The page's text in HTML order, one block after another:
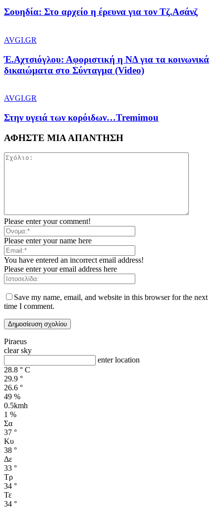
Σουηδία: Στο αρχείο η έρευνα για τον Τζ.Ασάνζ
AVGI.GR
Έ.Αχτσιόγλου: Αφοριστική η ΝΔ για τα κοινωνικά
δικαιώματα στο Σύνταγμα (Video)
AVGI.GR
Στην υγειά των κορόιδων…Tremimou
ΑΦΗΣΤΕ ΜΙΑ ΑΠΑΝΤΗΣΗ
Please enter your comment!
Please enter your name here
You have entered an incorrect email address!
Please enter your email address here
Save my name, email, and website in this browser for the next
time I comment.
Piraeus
clear sky
enter location
28.8 ° C
29.9 °
26.6 °
49 %
0.5kmh
1 %
Σα
37 °
Κυ
38 °
Δε
33 °
Τρ
34 °
Τε
34 °